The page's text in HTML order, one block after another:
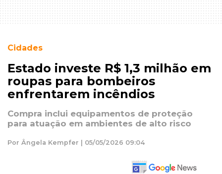
Cidades
Estado investe R$ 1,3 milhão em
roupas para bombeiros
enfrentarem incêndios
Compra inclui equipamentos de proteção
para atuação em ambientes de alto risco
Por Ângela Kempfer | 05/05/2026 09:04